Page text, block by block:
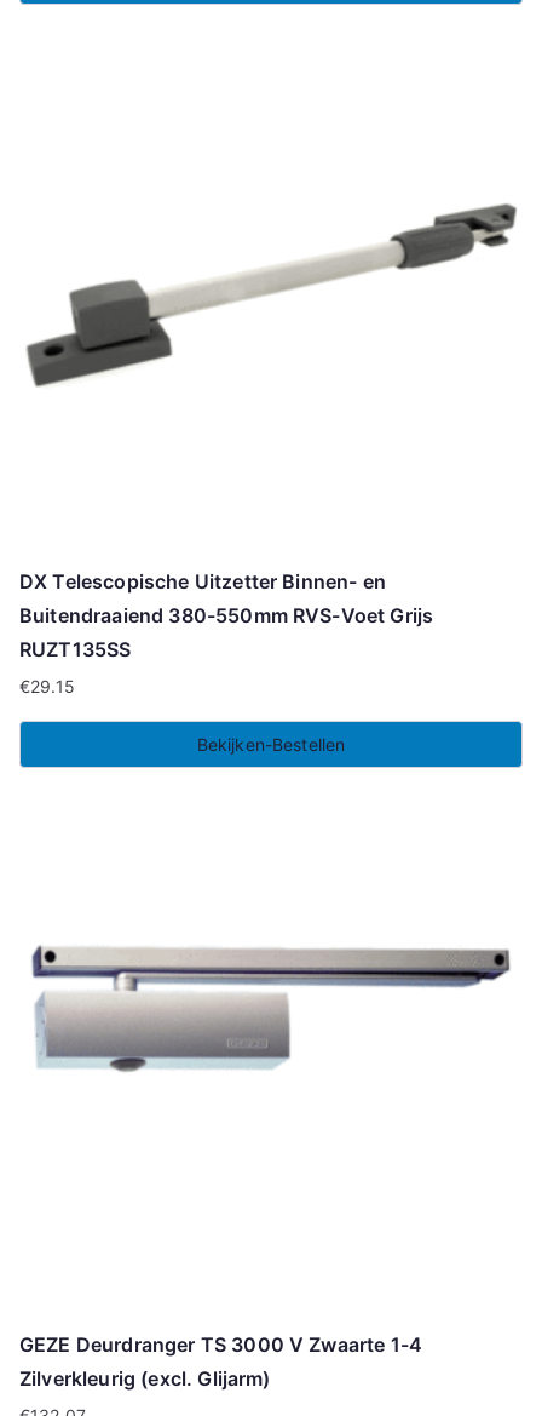
DX Telescopische Uitzetter Binnen- en
Buitendraaiend 380-550mm RVS-Voet Grijs
RUZT135SS
€29.15
Bekijken-Bestellen
GEZE Deurdranger TS 3000 V Zwaarte 1-4
Zilverkleurig (excl. Glijarm)